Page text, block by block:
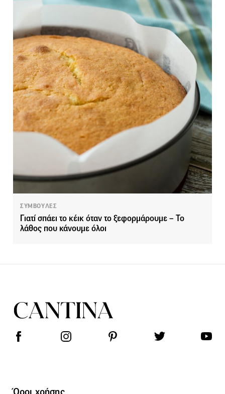
ΣΥΜΒΟΥΛΕΣ
Γιατί σπάει το κέικ όταν το ξεφορμάρουμε – Το
λάθος που κάνουμε όλοι